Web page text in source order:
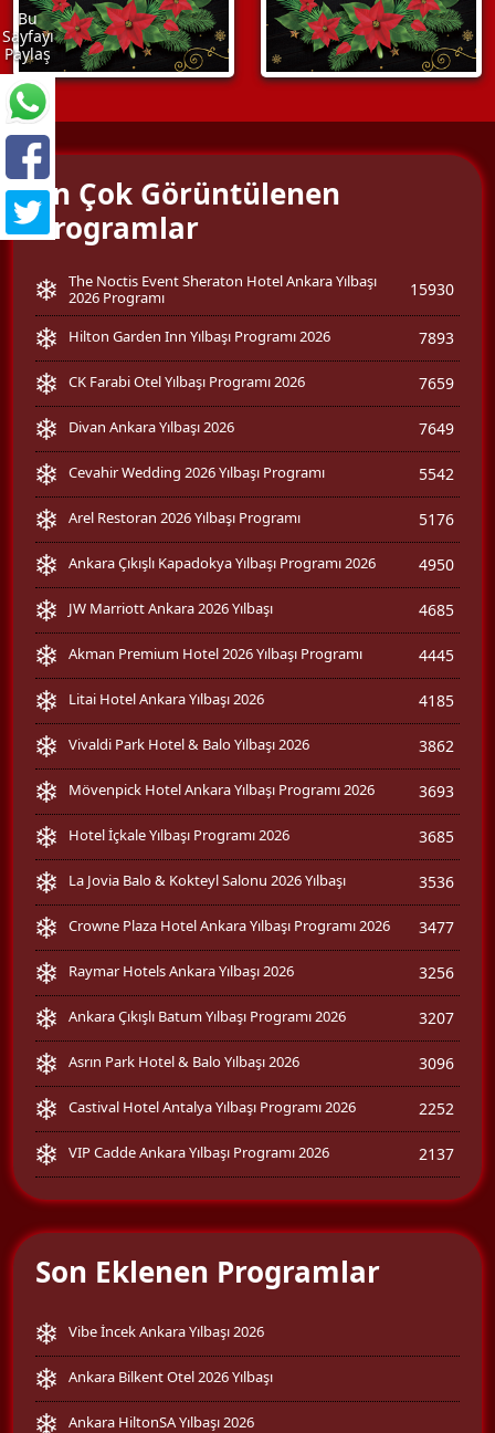
Bu
Sayfayı
Paylaş
En Çok Görüntülenen
Programlar
The Noctis Event Sheraton Hotel Ankara Yılbaşı
2026 Programı
15930
Hilton Garden Inn Yılbaşı Programı 2026 7893
CK Farabi Otel Yılbaşı Programı 2026 7659
Divan Ankara Yılbaşı 2026 7649
Cevahir Wedding 2026 Yılbaşı Programı 5542
Arel Restoran 2026 Yılbaşı Programı 5176
Ankara Çıkışlı Kapadokya Yılbaşı Programı 2026 4950
JW Marriott Ankara 2026 Yılbaşı 4685
Akman Premium Hotel 2026 Yılbaşı Programı 4445
Litai Hotel Ankara Yılbaşı 2026 4185
Vivaldi Park Hotel & Balo Yılbaşı 2026 3862
Mövenpick Hotel Ankara Yılbaşı Programı 2026 3693
Hotel İçkale Yılbaşı Programı 2026 3685
La Jovia Balo & Kokteyl Salonu 2026 Yılbaşı 3536
Crowne Plaza Hotel Ankara Yılbaşı Programı 2026 3477
Raymar Hotels Ankara Yılbaşı 2026 3256
Ankara Çıkışlı Batum Yılbaşı Programı 2026 3207
Asrın Park Hotel & Balo Yılbaşı 2026 3096
Castival Hotel Antalya Yılbaşı Programı 2026 2252
VIP Cadde Ankara Yılbaşı Programı 2026 2137
Son Eklenen Programlar
Vibe İncek Ankara Yılbaşı 2026
Ankara Bilkent Otel 2026 Yılbaşı
Ankara HiltonSA Yılbaşı 2026